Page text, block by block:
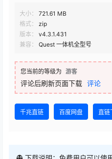
大小：
721.61 MB
格式：
zip
版本：
v4.3.1.431
兼容：
Quest 一体机全型号
您当前的等级为 游客
评论后刷新页面下载 评论
千兆直链 百度网盘 直链